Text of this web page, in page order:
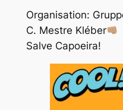
Organisation:
C. Mestre Kléber
Salve Capoeira!